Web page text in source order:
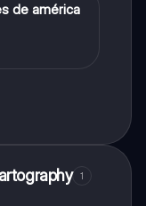
de américa
1